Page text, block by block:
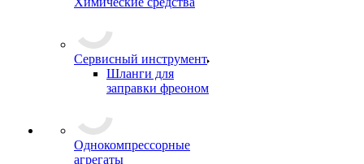
Сервисный инструмент
Шланги для
заправки фреоном
Однокомпрессорные
агрегаты